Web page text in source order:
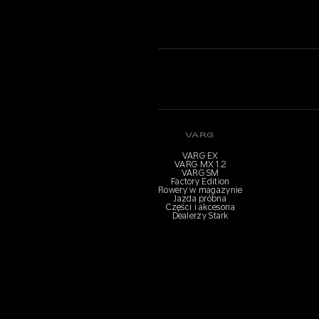
VARG
VARG EX
VARG MX 1.2
VARG SM
Factory Edition
Rowery w magazynie
Jazda próbna
Części i akcesoria
Dealerzy Stark